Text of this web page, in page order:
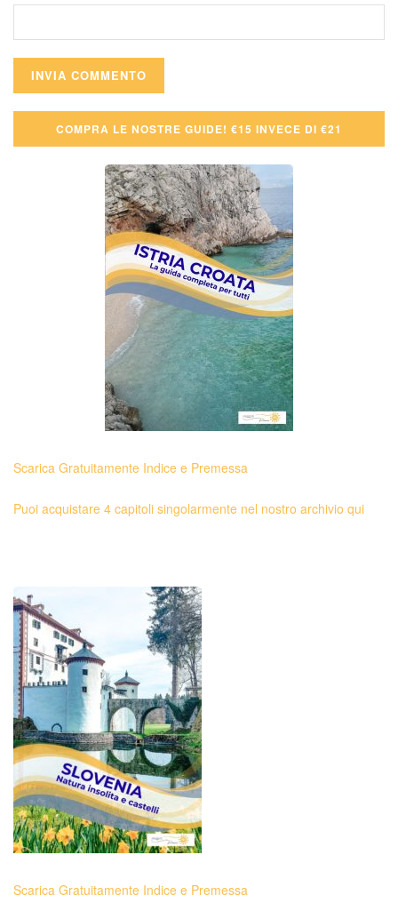
COMPRA LE NOSTRE GUIDE! €15 INVECE DI €21
Scarica Gratuitamente Indice e Premessa
Puoi acquistare 4 capitoli singolarmente nel nostro archivio qui
Scarica Gratuitamente Indice e Premessa